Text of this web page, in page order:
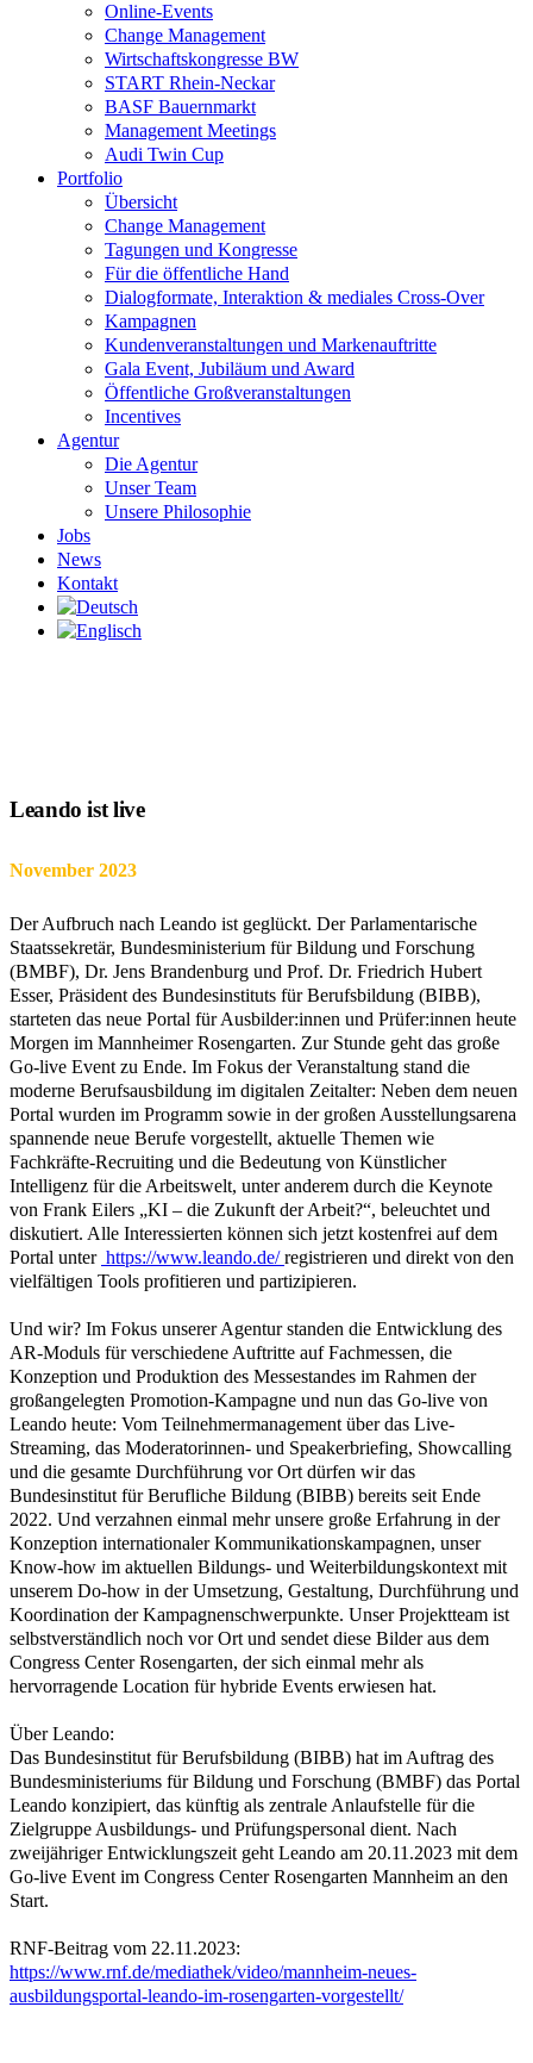
Online-Events
Change Management
Wirtschaftskongresse BW
START Rhein-Neckar
BASF Bauernmarkt
Management Meetings
Audi Twin Cup
Portfolio
Übersicht
Change Management
Tagungen und Kongresse
Für die öffentliche Hand
Dialogformate, Interaktion & mediales Cross-Over
Kampagnen
Kundenveranstaltungen und Markenauftritte
Gala Event, Jubiläum und Award
Öffentliche Großveranstaltungen
Incentives
Agentur
Die Agentur
Unser Team
Unsere Philosophie
Jobs
News
Kontakt
Leando ist live
November 2023
Der Aufbruch nach Leando ist geglückt. Der Parlamentarische
Staatssekretär, Bundesministerium für Bildung und Forschung
(BMBF), Dr. Jens Brandenburg und Prof. Dr. Friedrich Hubert
Esser, Präsident des Bundesinstituts für Berufsbildung (BIBB),
starteten das neue Portal für Ausbilder:innen und Prüfer:innen heute
Morgen im Mannheimer Rosengarten. Zur Stunde geht das große
Go-live Event zu Ende. Im Fokus der Veranstaltung stand die
moderne Berufsausbildung im digitalen Zeitalter: Neben dem neuen
Portal wurden im Programm sowie in der großen Ausstellungsarena
spannende neue Berufe vorgestellt, aktuelle Themen wie
Fachkräfte-Recruiting und die Bedeutung von Künstlicher
Intelligenz für die Arbeitswelt, unter anderem durch die Keynote
von Frank Eilers „KI – die Zukunft der Arbeit?“, beleuchtet und
diskutiert. Alle Interessierten können sich jetzt kostenfrei auf dem
Portal unter https://www.leando.de/registrieren und direkt von den
vielfältigen Tools profitieren und partizipieren.
Und wir? Im Fokus unserer Agentur standen die Entwicklung des
AR-Moduls für verschiedene Auftritte auf Fachmessen, die
Konzeption und Produktion des Messestandes im Rahmen der
großangelegten Promotion-Kampagne und nun das Go-live von
Leando heute: Vom Teilnehmermanagement über das Live-
Streaming, das Moderatorinnen- und Speakerbriefing, Showcalling
und die gesamte Durchführung vor Ort dürfen wir das
Bundesinstitut für Berufliche Bildung (BIBB) bereits seit Ende
2022. Und verzahnen einmal mehr unsere große Erfahrung in der
Konzeption internationaler Kommunikationskampagnen, unser
Know-how im aktuellen Bildungs- und Weiterbildungskontext mit
unserem Do-how in der Umsetzung, Gestaltung, Durchführung und
Koordination der Kampagnenschwerpunkte. Unser Projektteam ist
selbstverständlich noch vor Ort und sendet diese Bilder aus dem
Congress Center Rosengarten, der sich einmal mehr als
hervorragende Location für hybride Events erwiesen hat.
Über Leando:
Das Bundesinstitut für Berufsbildung (BIBB) hat im Auftrag des
Bundesministeriums für Bildung und Forschung (BMBF) das Portal
Leando konzipiert, das künftig als zentrale Anlaufstelle für die
Zielgruppe Ausbildungs- und Prüfungspersonal dient. Nach
zweijähriger Entwicklungszeit geht Leando am 20.11.2023 mit dem
Go-live Event im Congress Center Rosengarten Mannheim an den
Start.
RNF-Beitrag vom 22.11.2023:
https://www.rnf.de/mediathek/video/mannheim-neues-
ausbildungsportal-leando-im-rosengarten-vorgestellt/